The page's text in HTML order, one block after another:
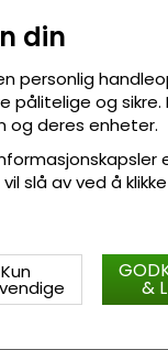
din
personlig
pålitelige og
og deres enheter.
slå av ved å
Kun
&